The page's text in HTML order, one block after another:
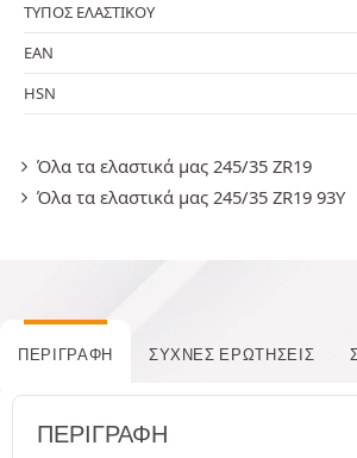
ΤΥΠΟΣ ΕΛΑΣΤΙΚΟΥ
EAN
HSN
Όλα τα ελαστικά μας 245/35 ZR19
Όλα τα ελαστικά μας 245/35 ZR19 93Y
ΠΕΡΙΓΡΑΦΉ ΣΥΧΝΈΣ ΕΡΩΤΉΣΕΙΣ
ΠΕΡΙΓΡΑΦΉ